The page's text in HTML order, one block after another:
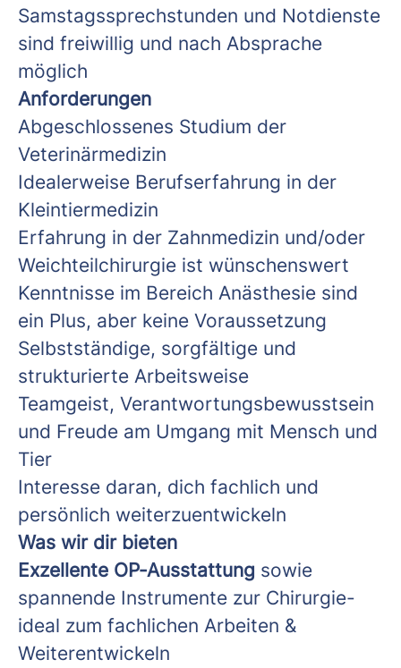
Samstagssprechstunden und Notdienste
sind freiwillig und nach Absprache
möglich
Anforderungen
Abgeschlossenes Studium der
Veterinärmedizin
Idealerweise Berufserfahrung in der
Kleintiermedizin
Erfahrung in der Zahnmedizin und/oder
Weichteilchirurgie ist wünschenswert
Kenntnisse im Bereich Anästhesie sind
ein Plus, aber keine Voraussetzung
Selbstständige, sorgfältige und
strukturierte Arbeitsweise
Teamgeist, Verantwortungsbewusstsein
und Freude am Umgang mit Mensch und
Tier
Interesse daran, dich fachlich und
persönlich weiterzuentwickeln
Was wir dir bieten
Exzellente OP‑Ausstattung sowie
spannende Instrumente zur Chirurgie-
ideal zum fachlichen Arbeiten &
Weiterentwickeln